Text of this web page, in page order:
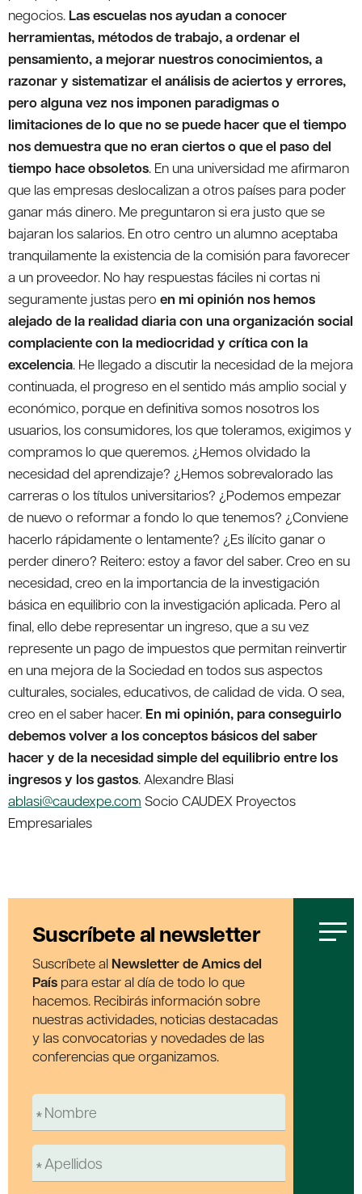
negocios. Las escuelas nos ayudan a conocer
herramientas, métodos de trabajo, a ordenar el
pensamiento, a mejorar nuestros conocimientos, a
razonar y sistematizar el análisis de aciertos y errores,
pero alguna vez nos imponen paradigmas o
limitaciones de lo que no se puede hacer que el tiempo
nos demuestra que no eran ciertos o que el paso del
tiempo hace obsoletos. En una universidad me afirmaron
que las empresas deslocalizan a otros países para poder
ganar más dinero. Me preguntaron si era justo que se
bajaran los salarios. En otro centro un alumno aceptaba
tranquilamente la existencia de la comisión para favorecer
a un proveedor. No hay respuestas fáciles ni cortas ni
seguramente justas pero en mi opinión nos hemos
alejado de la realidad diaria con una organización social
complaciente con la mediocridad y crítica con la
excelencia. He llegado a discutir la necesidad de la mejora
continuada, el progreso en el sentido más amplio social y
económico, porque en definitiva somos nosotros los
usuarios, los consumidores, los que toleramos, exigimos y
compramos lo que queremos. ¿Hemos olvidado la
necesidad del aprendizaje? ¿Hemos sobrevalorado las
carreras o los títulos universitarios? ¿Podemos empezar
de nuevo o reformar a fondo lo que tenemos? ¿Conviene
hacerlo rápidamente o lentamente? ¿Es ilícito ganar o
perder dinero? Reitero: estoy a favor del saber. Creo en su
necesidad, creo en la importancia de la investigación
básica en equilibrio con la investigación aplicada. Pero al
final, ello debe representar un ingreso, que a su vez
represente un pago de impuestos que permitan reinvertir
en una mejora de la Sociedad en todos sus aspectos
culturales, sociales, educativos, de calidad de vida. O sea,
creo en el saber hacer. En mi opinión, para conseguirlo
debemos volver a los conceptos básicos del saber
hacer y de la necesidad simple del equilibrio entre los
ingresos y los gastos. Alexandre Blasi
ablasi@caudexpe.com Socio CAUDEX Proyectos
Empresariales
Suscríbete al newsletter
Suscríbete al Newsletter de Amics del
País para estar al día de todo lo que
hacemos. Recibirás información sobre
nuestras actividades, noticias destacadas
y las convocatorias y novedades de las
conferencias que organizamos.